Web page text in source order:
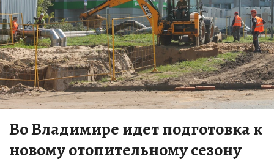
Во Владимире идет подготовка к
новому отопительному сезону